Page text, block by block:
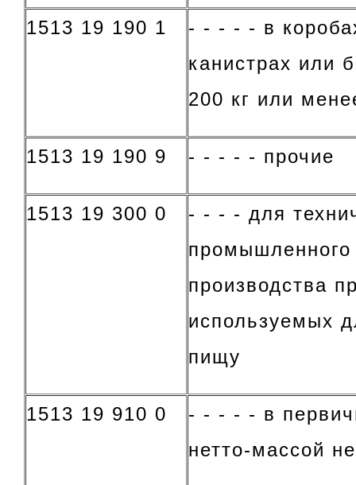
1513 19 190 1
- - - - - в
канистрах или
200 кг или
1513 19 190 9 - - - - - прочие
1513 19 300 0
- - - - для
производства
используемых
пищу
1513 19 910 0
- - - - - в
нетто-массой